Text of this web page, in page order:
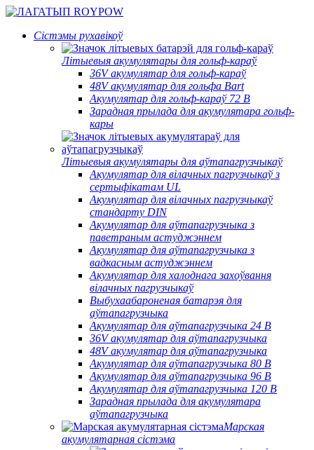
Сістэмы рухавікоў
Літыевыя акумулятары для гольф-караў
36V акумулятар для гольф-караў
48V акумулятар для гольфа Bart
Акумулятар для гольф-караў 72 В
Зарадная прылада для акумулятара гольф-
кары
Літыевыя акумулятары для аўтапагрузчыкаў
Акумулятар для вілачных пагрузчыкаў з
сертыфікатам UL
Акумулятар для вілачных пагрузчыкаў
стандарту DIN
Акумулятар для аўтапагрузчыка з
паветраным астуджэннем
Акумулятар для аўтапагрузчыка з
вадкасным астуджэннем
Акумулятар для халоднага захоўвання
вілачных пагрузчыкаў
Выбухаабароненая батарэя для
аўтапагрузчыка
Акумулятар для аўтапагрузчыка 24 В
36V акумулятар для аўтапагрузчыка
48V акумулятар для аўтапагрузчыка
Акумулятар для аўтапагрузчыка 80 В
Акумулятар для аўтапагрузчыка 96 В
Акумулятар для аўтапагрузчыка 120 В
Зарадная прылада для акумулятара
аўтапагрузчыка
Марская
акумулятарная сістэма